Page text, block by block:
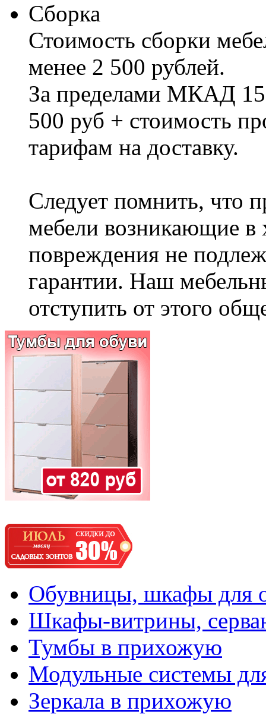
Сборка
Стоимость сборки
менее 2 500 рублей.
За пределами МКАД
500 руб + стоимость
тарифам на доставку.
Следует помнить, что
мебели возникающие в
повреждения не
гарантии. Наш
отступить от этого
Обувницы, шкафы для
Шкафы-витрины,
Тумбы в прихожую
Модульные системы
Зеркала в прихожую